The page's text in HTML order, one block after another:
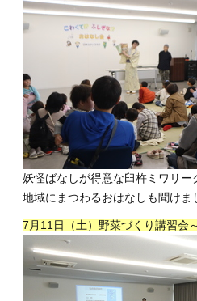
妖怪ばなしが得意な臼杵ミワリー
地域にまつわるおはなしも聞けま
7月11日（土）野菜づくり講習会